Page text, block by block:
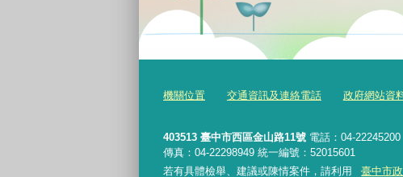
機關位置 交通資訊及連絡電話 政府網站資
403513 臺中市西區金山路11號 電話：04-22245200
傳真：04-22298949 統一編號：52015601
若有具體檢舉、建議或陳情案件，請利用
臺中市